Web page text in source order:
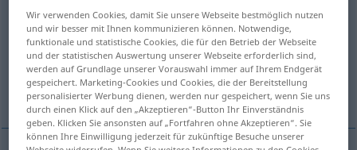
needless, unnecessary pointless
wasted unprofitable, unproductive
Wir verwenden Cookies, damit Sie unsere Webseite bestmöglich nutzen
und wir besser mit Ihnen kommunizieren können. Notwendige,
funktionale und statistische Cookies, die für den Betrieb der Webseite
und der statistischen Auswertung unserer Webseite erforderlich sind,
werden auf Grundlage unserer Vorauswahl immer auf Ihrem Endgerät
gespeichert. Marketing-Cookies und Cookies, die der Bereitstellung
personalisierter Werbung dienen, werden nur gespeichert, wenn Sie uns
durch einen Klick auf den „Akzeptieren“-Button Ihr Einverständnis
geben. Klicken Sie ansonsten auf „Fortfahren ohne Akzeptieren“. Sie
können Ihre Einwilligung jederzeit für zukünftige Besuche unserer